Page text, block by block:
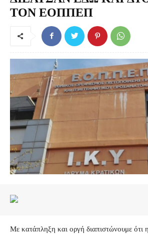
ΤΟΝ ΕΟΠΠΕΠ
Με κατάπληξη και οργή διαπιστώνουμε ότι